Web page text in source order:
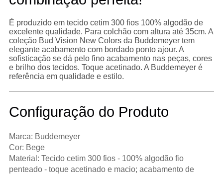
É produzido em tecido cetim 300 fios 100% algodão de
excelente qualidade. Para colchão com altura até 35cm. A
coleção Bud Vision New Colors da Buddemeyer tem
elegante acabamento com bordado ponto ajour. A
sofisticação se dá pelo fino acabamento nas peças, cores
e brilho dos tecidos. Toque acetinado. A Buddemeyer é
referência em qualidade e estilo.
Configuração do Produto
Marca: Buddemeyer
Cor: Bege
Material: Tecido cetim 300 fios - 100% algodão fio
penteado - toque acetinado e macio; acabamento de